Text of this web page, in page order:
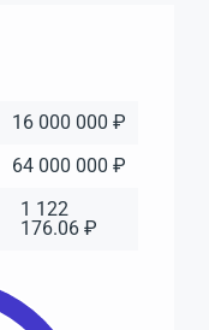
16 000 000 ₽
64 000 000 ₽
1 122
176.06 ₽